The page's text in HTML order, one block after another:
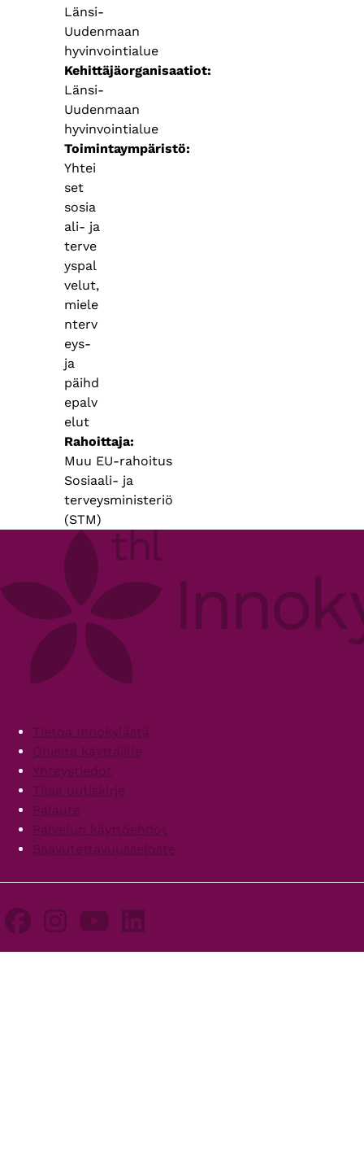
Länsi-
Uudenmaan
hyvinvointialue
Kehittäjäorganisaatiot
Länsi-
Uudenmaan
hyvinvointialue
Toimintaympäristö
Yhtei
set
sosia
ali- ja
terve
yspal
velut,
miele
nterv
eys-
ja
päihd
epalv
elut​
Rahoittaja
Muu EU-rahoitus
Sosiaali- ja
terveysministeriö
(STM)
FooterTietoa Innokylästä
Ohjeita käyttäjille
Yhteystiedot
Tilaa uutiskirje
Palaute
Palvelun käyttöehdot
Saavutettavuusseloste